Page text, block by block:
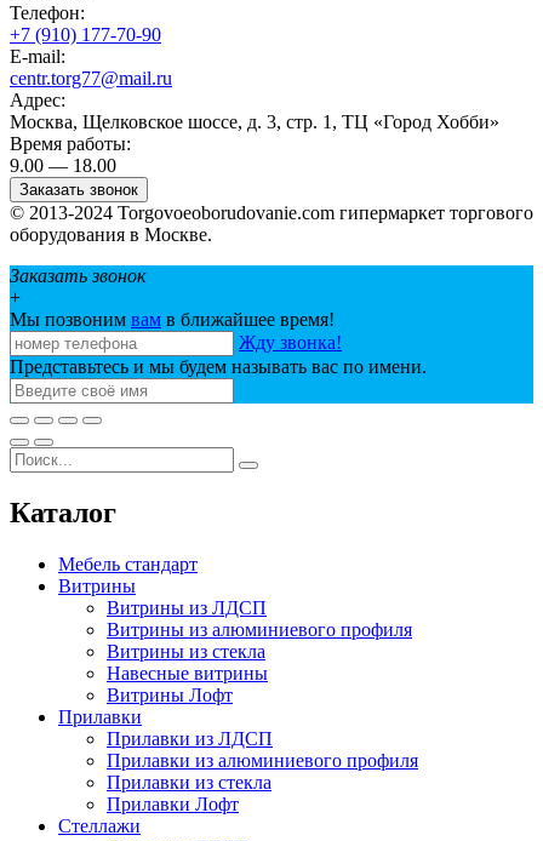
Телефон:
+7 (910) 177-70-90
E-mail:
centr.torg77@mail.ru
Адрес:
Москва, Щелковское шоссе, д. 3, стр. 1, ТЦ «Город Хобби»
Время работы:
9.00 — 18.00
Заказать звонок
© 2013-2024 Torgovoeoborudovanie.com гипермаркет торгового
оборудования в Москве.
Заказать звонок
+
Мы позвоним вам в ближайшее время!
Жду звонка!
Представьтесь и мы будем называть вас по имени.
Каталог
Мебель стандарт
Витрины
Витрины из ЛДСП
Витрины из алюминиевого профиля
Витрины из стекла
Навесные витрины
Витрины Лофт
Прилавки
Прилавки из ЛДСП
Прилавки из алюминиевого профиля
Прилавки из стекла
Прилавки Лофт
Стеллажи